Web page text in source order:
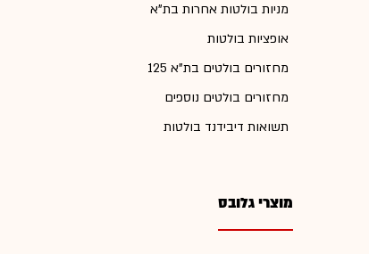
מניות בולטות אחרות בת"א
אופציות בולטות
מחזורים בולטים בת"א 125
מחזורים בולטים נוספים
תשואות דיבידנד בולטות
מוצרי גלובס